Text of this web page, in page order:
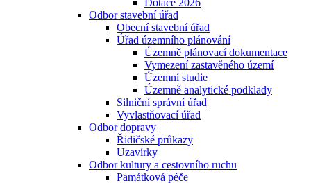
Dotace 2026
Odbor stavební úřad
Obecní stavební úřad
Úřad územního plánování
Územně plánovací dokumentace
Vymezení zastavěného území
Územní studie
Územně analytické podklady
Silniční správní úřad
Vyvlastňovací úřad
Odbor dopravy
Řidičské průkazy
Uzavírky
Odbor kultury a cestovního ruchu
Památková péče